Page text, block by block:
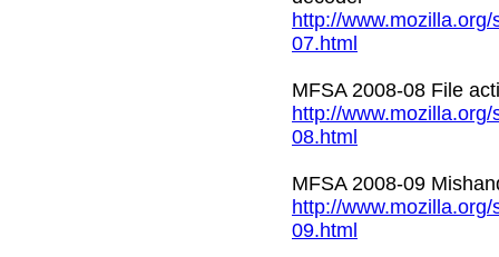
http://
07.html
MFSA 2008-08 File
http://
08.html
MFSA 2008-09
http://
09.html